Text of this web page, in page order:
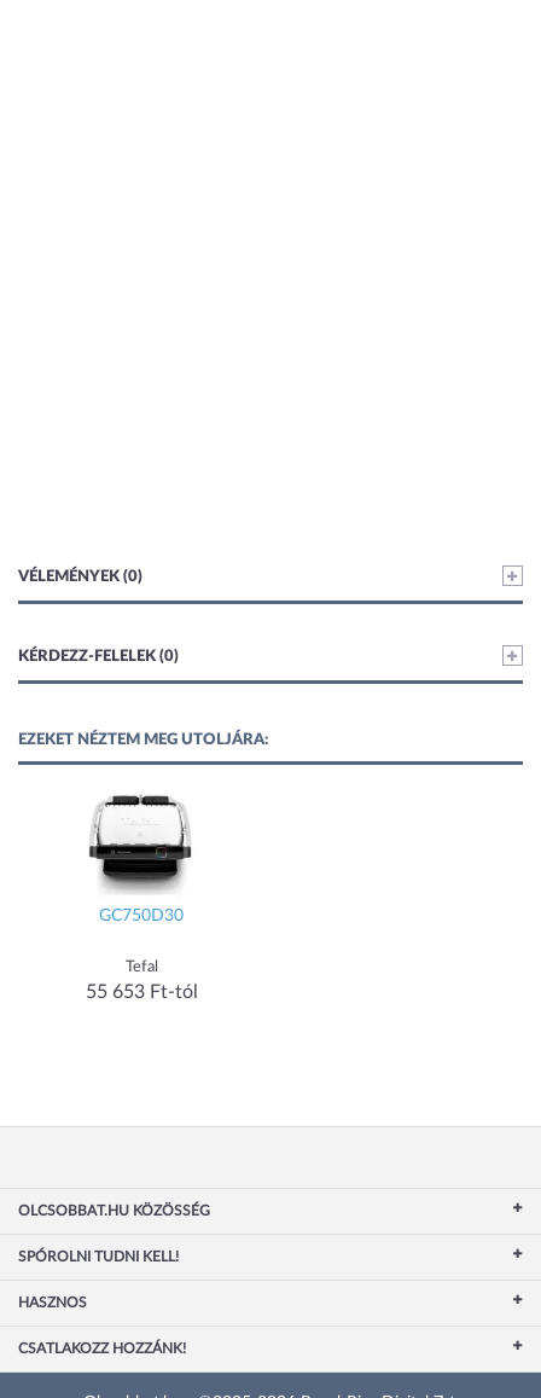
VÉLEMÉNYEK (0)
KÉRDEZZ-FELELEK (0)
EZEKET NÉZTEM MEG UTOLJÁRA:
GC750D30
Tefal
55 653 Ft-tól
OLCSOBBAT.HU KÖZÖSSÉG
SPÓROLNI TUDNI KELL!
HASZNOS
CSATLAKOZZ HOZZÁNK!